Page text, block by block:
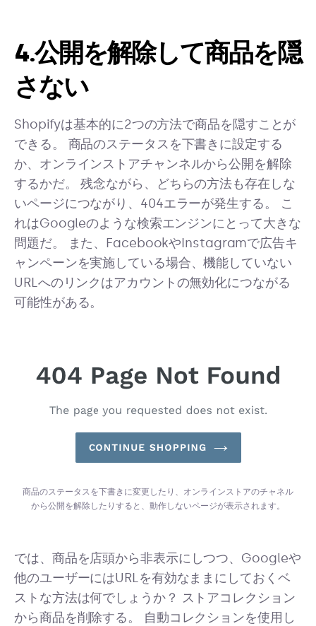
4.公開を解除して商品を隠
さない
Shopifyは基本的に2つの方法で商品を隠すことが
できる。 商品のステータスを下書きに設定する
か、オンラインストアチャンネルから公開を解除
するかだ。 残念ながら、どちらの方法も存在しな
いページにつながり、404エラーが発生する。 こ
れはGoogleのような検索エンジンにとって大きな
問題だ。 また、FacebookやInstagramで広告キ
ャンペーンを実施している場合、機能していない
URLへのリンクはアカウントの無効化につながる
可能性がある。
商品のステータスを下書きに変更したり、オンラインストアのチャネル
から公開を解除したりすると、動作しないページが表示されます。
では、商品を店頭から非表示にしつつ、Googleや
他のユーザーにはURLを有効なままにしておくベ
ストな方法は何でしょうか？ ストアコレクション
から商品を削除する。 自動コレクションを使用し